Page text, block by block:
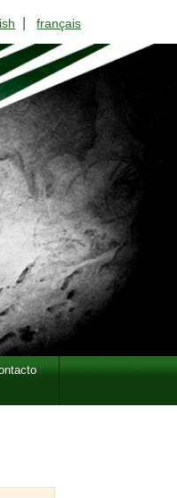
|français